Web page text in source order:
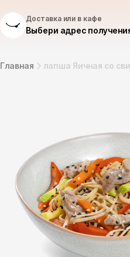
Доставка или в кафе
Выбери адрес
Главная лапша Яичная со